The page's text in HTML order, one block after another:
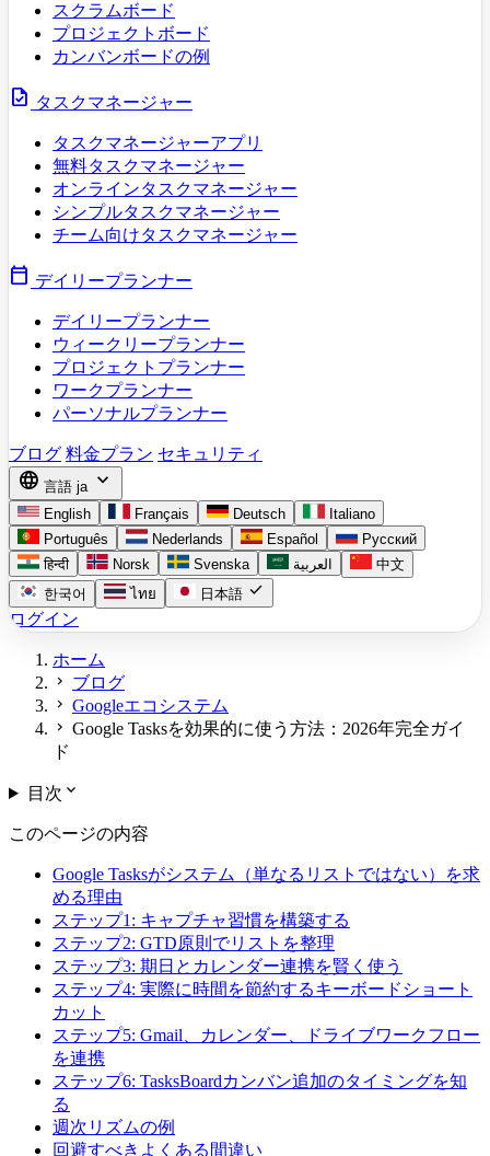
スクラムボード
プロジェクトボード
カンバンボードの例
task タスクマネージャー
タスクマネージャーアプリ
無料タスクマネージャー
オンラインタスクマネージャー
シンプルタスクマネージャー
チーム向けタスクマネージャー
calendar_today デイリープランナー
デイリープランナー
ウィークリープランナー
プロジェクトプランナー
ワークプランナー
パーソナルプランナー
ブログ 料金プラン セキュリティ
language 言語 ja expand_more
English Français Deutsch
Italiano
Português
Nederlands Español
Русский
हिन्दी
Norsk Svenska العربية
中文
한국어
ไทย 日本語 check
ログイン
ホーム
chevron_right ブログ
chevron_right Googleエコシステム
chevron_right Google Tasksを効果的に使う方法：2026年完全ガイ
ド
目次 expand_more
このページの内容
Google Tasksがシステム（単なるリストではない）を求
める理由
ステップ1: キャプチャ習慣を構築する
ステップ2: GTD原則でリストを整理
ステップ3: 期日とカレンダー連携を賢く使う
ステップ4: 実際に時間を節約するキーボードショート
カット
ステップ5: Gmail、カレンダー、ドライブワークフロー
を連携
ステップ6: TasksBoardカンバン追加のタイミングを知
る
週次リズムの例
回避すべきよくある間違い